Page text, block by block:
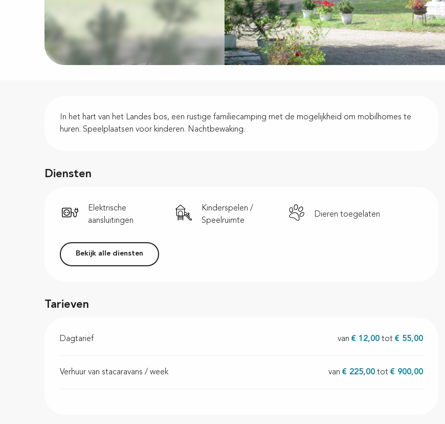
Beschrijving
In het hart van het Landes bos, een rustige familiecamping met de mogelijkheid om mobilhomes te
huren. Speelplaatsen voor kinderen. Nachtbewaking.
Diensten
Elektrische
aansluitingen
Kinderspelen /
Speelruimte
Dieren toegelaten
Bekijk alle diensten
Tarieven
Dagtarief van€ 12,00 tot€ 55,00
Verhuur van stacaravans / week van€ 225,00 tot€ 900,00